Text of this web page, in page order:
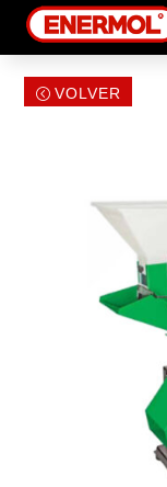
VOLVER